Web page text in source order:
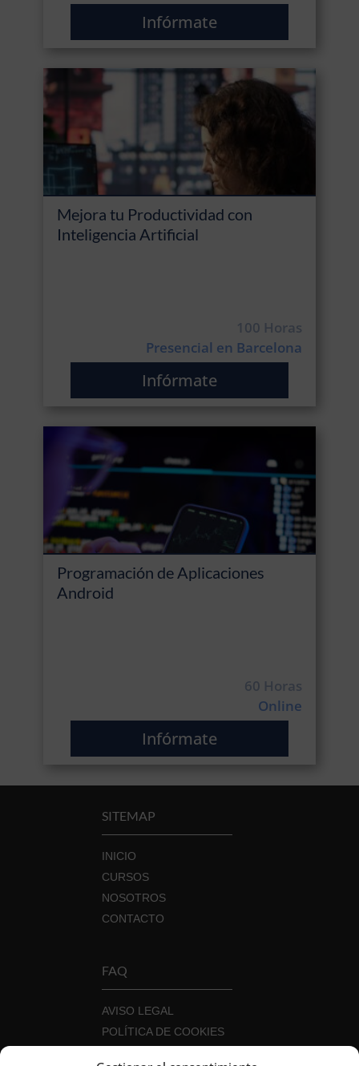
Infórmate
Mejora tu Productividad con
Inteligencia Artificial
100 Horas
Presencial en Barcelona
Infórmate
Programación de Aplicaciones
Android
60 Horas
Online
Infórmate
SITEMAP
INICIO
CURSOS
NOSOTROS
CONTACTO
FAQ
AVISO LEGAL
POLÍTICA DE COOKIES